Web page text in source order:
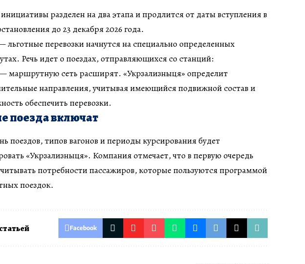
разделен на два этапа и продлится от даты вступления в
до 23 декабря 2026 года.
льготные перевозки начнутся на специально определенных
Речь идет о поездах, отправляющихся со станций:
маршрутную сеть расширят. «Укрзализныця» определит
направления, учитывая имеющийся подвижной состав и
обеспечить перевозки.
поезда включат
поездов, типов вагонов и периоды курсирования будет
«Укрзализныця». Компания отмечает, что в первую очередь
потребности пассажиров, которые пользуются программой
поездок.
Facebook